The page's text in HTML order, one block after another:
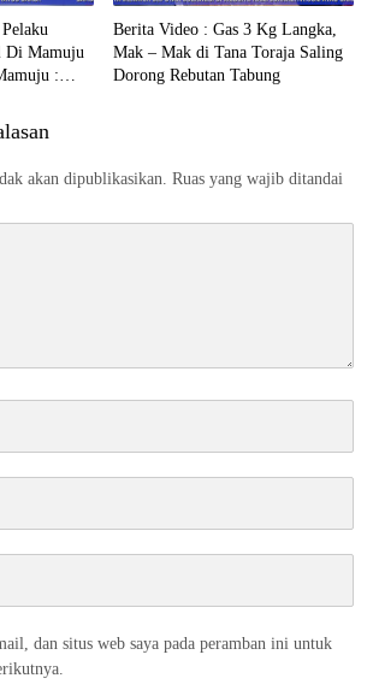
Di Mamuju
:
Berita Video : Gas 3 Kg Langka,
Mak – Mak di Tana Toraja Saling
Dorong Rebutan Tabung
akan dipublikasikan. Ruas yang wajib ditandai
dan situs web saya pada peramban ini untuk